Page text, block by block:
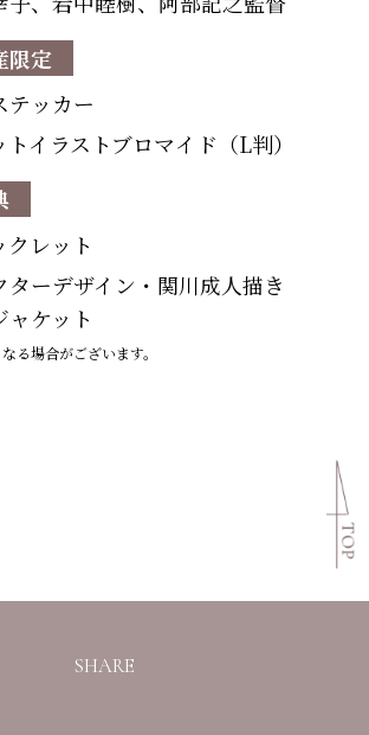
限定
テッカー
トイラストブロマイド（L判）
クレット
ターデザイン・関川成人描き
ャケット
る場合がございます。
SHARE